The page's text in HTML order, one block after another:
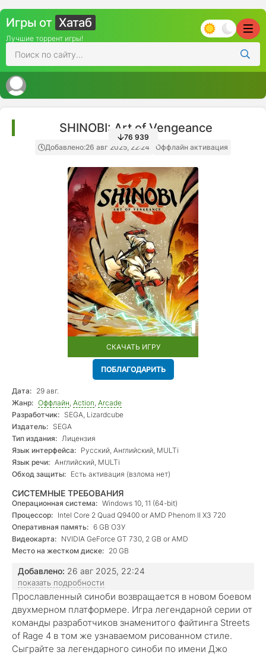
Игры от Хатаб
Лучшие торрент игры!
SHINOBI: Art of Vengeance
Добавлено:26 авг 2025, 22:24 Оффлайн активация
76 939
СКАЧАТЬ ИГРУ
ПОБЛАГОДАРИТЬ
Дата: 29 авг.
Жанр: Оффлайн, Action, Arcade
Разработчик: SEGA, Lizardcube
Издатель: SEGA
Тип издания: Лицензия
Язык интерфейса: Русский, Английский, MULTi
Язык речи: Английский, MULTi
Обход защиты: Есть активация (взлома нет)
СИСТЕМНЫЕ ТРЕБОВАНИЯ
Операционная система: Windows 10, 11 (64-bit)
Процессор: Intel Core 2 Quad Q9400 or AMD Phenom II X3 720
Оперативная память: 6 GB ОЗУ
Видеокарта: NVIDIA GeForce GT 730, 2 GB or AMD
Место на жестком диске: 20 GB
Добавлено: 26 авг 2025, 22:24
показать подробности
Прославленный синоби возвращается в новом боевом
двухмерном платформере. Игра легендарной серии от
команды разработчиков знаменитого файтинга Streets
of Rage 4 в том же узнаваемом рисованном стиле.
Сыграйте за легендарного синоби по имени Джо